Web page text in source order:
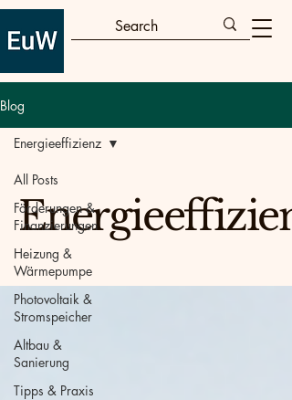
Blog
All Posts
Förderungen &
Finanzierungen
Heizung &
Wärmepumpe
Photovoltaik &
Stromspeicher
Altbau &
Sanierung
Tipps & Praxis
Energieeffizienz